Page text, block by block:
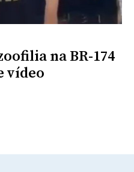
na BR-174
vídeo